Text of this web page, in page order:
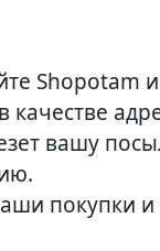
вашу
покупки